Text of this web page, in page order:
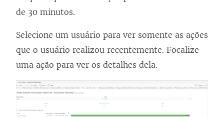
de 30 minutos.
Selecione um usuário para ver somente as ações
que o usuário realizou recentemente. Focalize
uma ação para ver os detalhes dela.